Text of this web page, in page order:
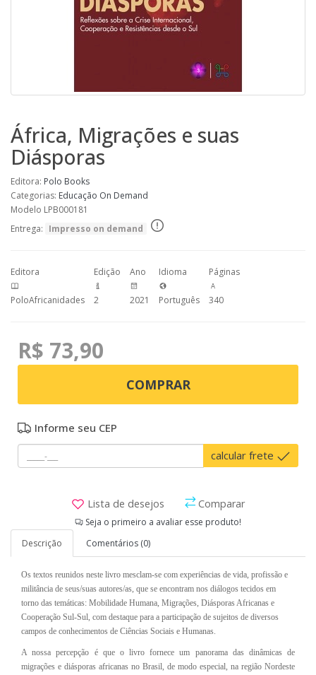
África, Migrações e suas
Diásporas
Editora: Polo Books
Categorias: Educação On Demand
Modelo LPB000181
Entrega: Impresso on demand
Editora
PoloAfricanidades
Edição
2
Ano
2021
Idioma
Português
Páginas
340
R$ 73,90
COMPRAR
Informe seu CEP
calcular frete
Lista de desejos Comparar
Seja o primeiro a avaliar esse produto!
Descrição
Comentários (0)
Os textos reunidos neste livro mesclam-se com experiências de vida, profissão e
militância de seus/suas autores/as, que se encontram nos diálogos tecidos em
torno das temáticas: Mobilidade Humana, Migrações, Diásporas Africanas e
Cooperação Sul-Sul, com destaque para a participação de sujeitos de diversos
campos de conhecimentos de Ciências Sociais e Humanas.
A nossa percepção é que o livro fornece um panorama das dinâmicas de
migrações e diásporas africanas no Brasil, de modo especial, na região Nordeste